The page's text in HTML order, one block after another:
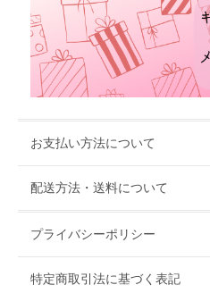
お支払い方法について
配送方法・送料について
プライバシーポリシー
特定商取引法に基づく表記